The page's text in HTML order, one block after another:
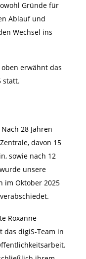
Gründe für
Ablauf und
Wechsel ins
erwähnt das
statt.
28 Jahren
davon 15
sowie nach 12
unsere
im Oktober 2025
Roxanne
das digiS-Team in